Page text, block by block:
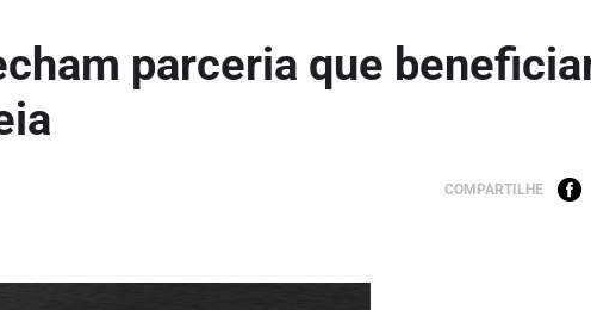
parceria que
COMPARTILHE